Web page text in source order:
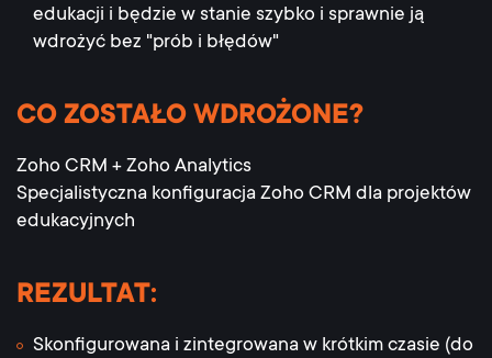
edukacji i będzie w stanie szybko i sprawnie ją
wdrożyć bez "prób i błędów"
CO ZOSTAŁO WDROŻONE?
Zoho CRM + Zoho Analytics
Specjalistyczna konfiguracja Zoho CRM dla projektów
edukacyjnych
REZULTAT:
Skonfigurowana i zintegrowana w krótkim czasie (do